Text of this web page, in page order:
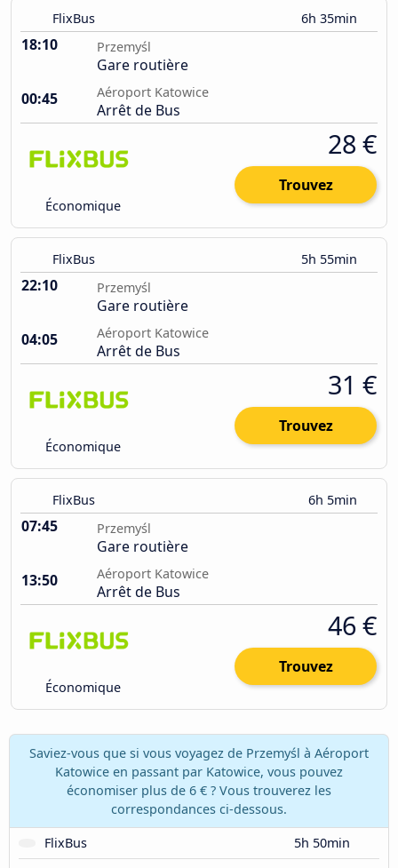
FlixBus 6h 35min
18:10 Przemyśl
Gare routière
00:45
Aéroport Katowice
Arrêt de Bus
Économique
28 €
Trouvez
FlixBus 5h 55min
22:10 Przemyśl
Gare routière
04:05
Aéroport Katowice
Arrêt de Bus
Économique
31 €
Trouvez
FlixBus 6h 5min
07:45 Przemyśl
Gare routière
13:50
Aéroport Katowice
Arrêt de Bus
Économique
46 €
Trouvez
Saviez-vous que si vous voyagez de Przemyśl à Aéroport
Katowice en passant par Katowice, vous pouvez
économiser plus de 6 € ? Vous trouverez les
correspondances ci-dessous.
FlixBus
5h 50min